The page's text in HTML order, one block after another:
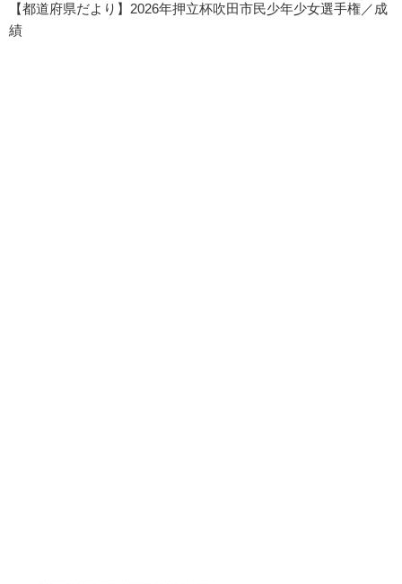
【都道府県だより】2026年押立杯吹田市民少年少女選手権／成
績